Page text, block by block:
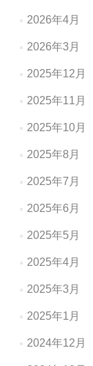
2026年4月
2026年3月
2025年12月
2025年11月
2025年10月
2025年8月
2025年7月
2025年6月
2025年5月
2025年4月
2025年3月
2025年1月
2024年12月